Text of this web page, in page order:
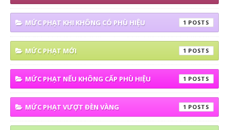
MỨC PHẠT KHI KHÔNG CÓ PHÙ HIỆU 1
MỨC PHẠT MỚI 1
MỨC PHẠT NẾU KHÔNG CẤP PHÙ HIỆU 1
MỨC PHẠT VƯỢT ĐÈN VÀNG 1